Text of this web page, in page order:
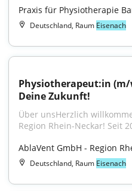
Praxis für Physiotherapie
Deutschland, Raum Eisenach
Physiotherapeut:in
Deine Zukunft!
Über unsHerzlich
Region Rhein-Neckar! Seit
AblaVent GmbH - Region
Deutschland, Raum Eisenach